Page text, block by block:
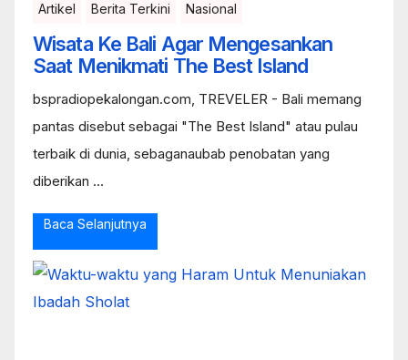
Artikel Berita Terkini Nasional
Wisata Ke Bali Agar Mengesankan
Saat Menikmati The Best Island
bspradiopekalongan.com, TREVELER - Bali memang
pantas disebut sebagai "The Best Island" atau pulau
terbaik di dunia, sebaganaubab penobatan yang
diberikan ...
Baca Selanjutnya